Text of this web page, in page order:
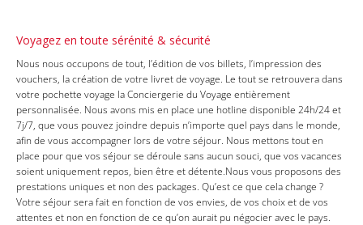
Voyagez en toute sérénité & sécurité
Nous nous occupons de tout, l’édition de vos billets, l’impression des
vouchers, la création de votre livret de voyage. Le tout se retrouvera dans
votre pochette voyage la Conciergerie du Voyage entièrement
personnalisée. Nous avons mis en place une hotline disponible 24h/24 et
7j/7, que vous pouvez joindre depuis n’importe quel pays dans le monde,
afin de vous accompagner lors de votre séjour. Nous mettons tout en
place pour que vos séjour se déroule sans aucun souci, que vos vacances
soient uniquement repos, bien être et détente.Nous vous proposons des
prestations uniques et non des packages. Qu’est ce que cela change ?
Votre séjour sera fait en fonction de vos envies, de vos choix et de vos
attentes et non en fonction de ce qu’on aurait pu négocier avec le pays.